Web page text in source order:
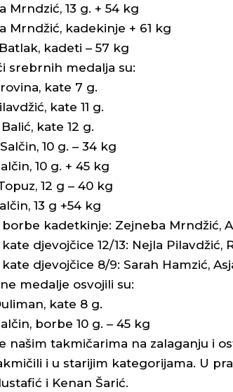
Mrndzić, 13 g. + 54 kg
Mrndžić, kadekinje + 61 kg
kadeti – 57 kg
srebrnih medalja su:
kate 7 g.
kate 11 g.
kate 12 g.
10 g. – 34 kg
10 g. + 45 kg
12 g – 40 kg
13 g +54 kg
kadetkinje: Zejneba Mrndžić,
djevojčice 12/13: Nejla Pilavdžić,
djevojčice 8/9: Sarah Hamzić,
medalje osvojili su:
kate 8 g.
borbe 10 g. – 45 kg
našim takmičarima na zalaganju i
i u starijim kategorijama. U
i Kenan Šarić.